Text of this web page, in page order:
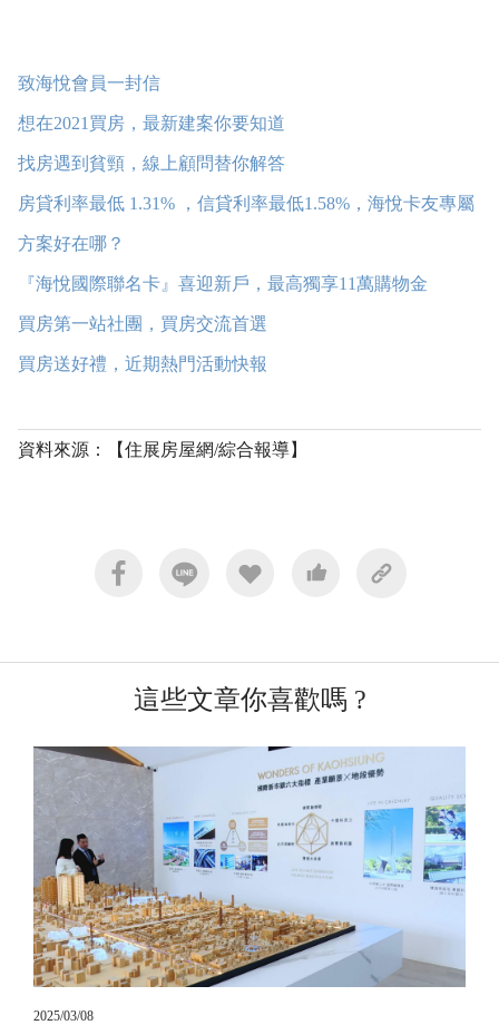
致海悅會員一封信
想在2021買房，最新建案你要知道
找房遇到貧頸，線上顧問替你解答
房貸利率最低 1.31% ，信貸利率最低1.58%，海悅卡友專屬
方案好在哪？
『海悅國際聯名卡』喜迎新戶，最高獨享11萬購物金
買房第一站社團，買房交流首選
買房送好禮，近期熱門活動快報
資料來源：【住展房屋網/綜合報導】
這些文章你喜歡嗎 ?
2025/03/08